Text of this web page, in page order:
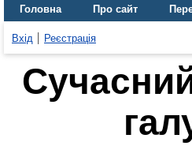
Головна Про сайт
Вхід Реєстрація